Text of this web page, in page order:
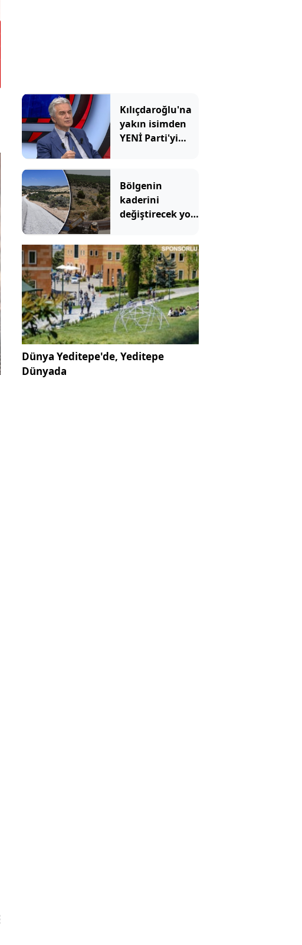
Kılıçdaroğlu'na
yakın isimden
YENİ Parti'yi
Bölgenin
kaderini
değiştirecek yol
ilçeyi birbirine
bağlıyor
Dünya Yeditepe'de, Yeditepe
Dünyada